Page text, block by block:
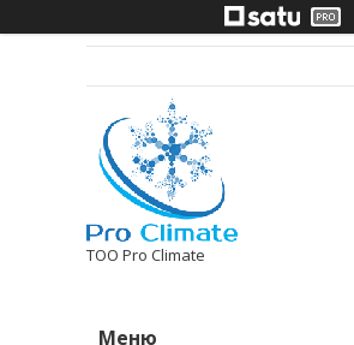
ТОО Pro Climate